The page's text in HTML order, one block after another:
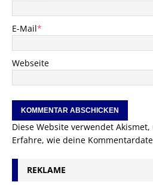
E-Mail*
Webseite
Diese Website verwendet
Erfahre, wie deine
REKLAME